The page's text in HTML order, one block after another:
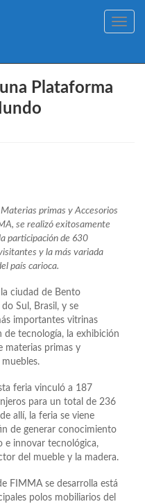
Toggle
Plataforma
primas y Accesorios
se realizó exitosamente
participación de 630
y la más variada
país carioca.
ciudad de Bento
Sul, Brasil, y se
importantes vitrinas
de tecnología, la exhibición
materias primas y
feria vinculó a 187
para un total de 236
allí, la feria se viene
de generar conocimiento
e innovar tecnológica,
del mueble y la madera.
FIMMA se desarrolla está
polos mobiliarios del